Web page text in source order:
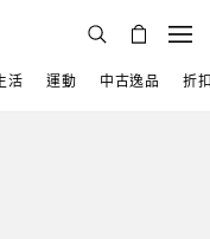
活 運動 中古逸品 折